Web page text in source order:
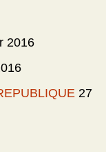
2016
27